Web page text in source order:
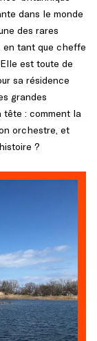
dans le monde
des rares
en tant que cheffe
est toute de
sa résidence
grandes
tête : comment la
orchestre, et
?